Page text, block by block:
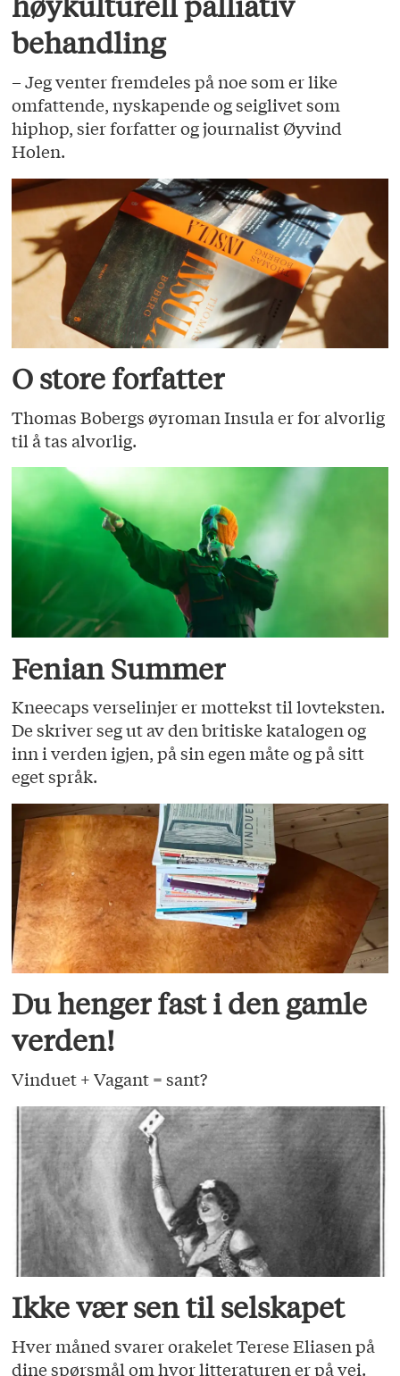
behandling
– Jeg venter fremdeles på noe som er like
omfattende, nyskapende og seiglivet som
hiphop, sier forfatter og journalist Øyvind
Holen.
O store forfatter
Thomas Bobergs øyroman Insula er for alvorlig
til å tas alvorlig.
Fenian Summer
Kneecaps verselinjer er mottekst til lovteksten.
De skriver seg ut av den britiske katalogen og
inn i verden igjen, på sin egen måte og på sitt
eget språk.
Du henger fast i den gamle
verden!
Vinduet + Vagant = sant?
Ikke vær sen til selskapet
Hver måned svarer orakelet Terese Eliasen på
dine spørsmål om hvor litteraturen er på vei.